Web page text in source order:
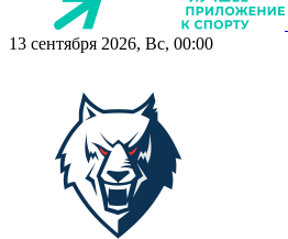
13 сентября 2026, Вс, 00:00